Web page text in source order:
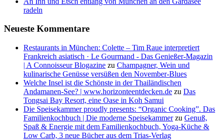
radeln
Neueste Kommentare
Restaurants in München: Colette – Tim Raue interpretiert
Frankreich asiatisch · Le Gourmand - Das Genießer-Magazin
| A Connoisseur Blogazine zu Champagner, Wein und
kulinarische Genüsse versüßen den November-Blues
Welche Insel ist die Schönste in der Thailändischen
Andamanen-See? | www.horizonteentdecken.de zu Das
Tongsai Bay Resort, eine Oase in Koh Samui
Die Speisekammer proudly presents: “Organic Cooking”. Das
Familienkochbuch | Die moderne Speisekammerzu Genuß,
Spaß & Energie mit dem Familienkochbuch, Yoga-Küche &
Low Carb, 3 neue Bücher aus dem Trias-Verlag